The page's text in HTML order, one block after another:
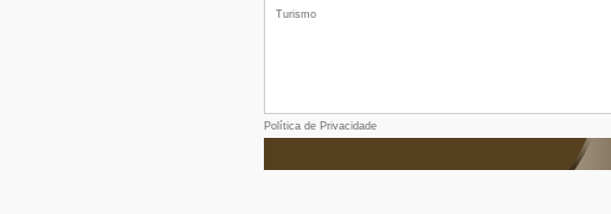
Turismo
Política de Privacidade